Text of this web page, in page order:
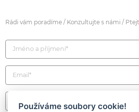
Rádi vám poradíme / Konzultujte s námi /
Používáme soubory cookie!